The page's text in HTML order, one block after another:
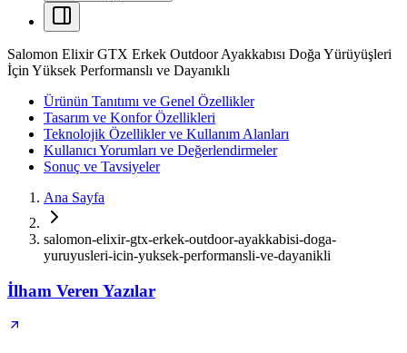
Salomon Elixir GTX Erkek Outdoor Ayakkabısı Doğa Yürüyüşleri
İçin Yüksek Performanslı ve Dayanıklı
Ürünün Tanıtımı ve Genel Özellikler
Tasarım ve Konfor Özellikleri
Teknolojik Özellikler ve Kullanım Alanları
Kullanıcı Yorumları ve Değerlendirmeler
Sonuç ve Tavsiyeler
Ana Sayfa
salomon-elixir-gtx-erkek-outdoor-ayakkabisi-doga-
yuruyusleri-icin-yuksek-performansli-ve-dayanikli
İlham Veren Yazılar